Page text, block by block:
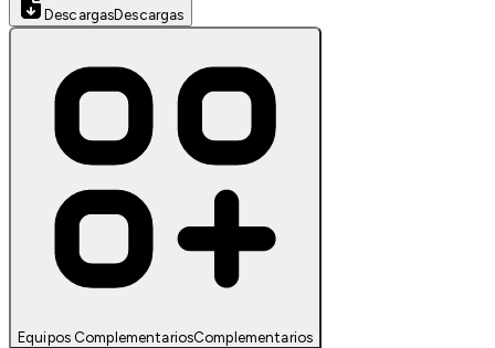
DescargasDescargas
Equipos ComplementariosComplementarios